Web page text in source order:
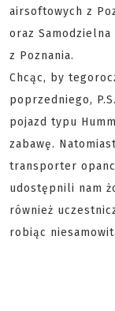
airsoftowych z
oraz
z Poznania.
Chcąc, by
poprzedniego,
pojazd typu
zabawę.
transporter
udostępnili nam
również
robiąc